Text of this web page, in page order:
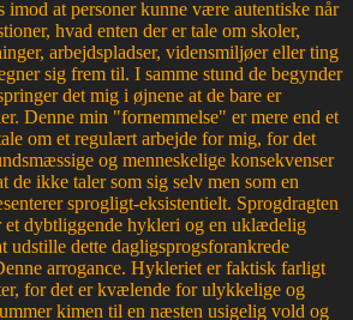
imod at personer kunne være autentiske når
hvad enten der er tale om skoler,
arbejdspladser, vidensmiljøer eller ting
sig frem til. I samme stund de begynder
det mig i øjnene at de bare er
Denne min "fornemmelse" er mere end et
om et regulært arbejde for mig, for det
og menneskelige konsekvenser
de ikke taler som sig selv men som en
sprogligt-eksistentielt. Sprogdragten
et dybtliggende hykleri og en uklædelig
udstille dette dagligsprogsforankrede
arrogance. Hykleriet er faktisk farligt
for det er kvælende for ulykkelige og
kimen til en næsten usigelig vold og